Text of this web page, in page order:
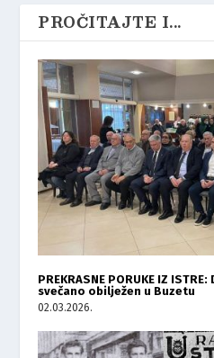
PROČITAJTE I...
PREKRASNE PORUKE IZ
svečano obilježen u Buzetu
02.03.2026.